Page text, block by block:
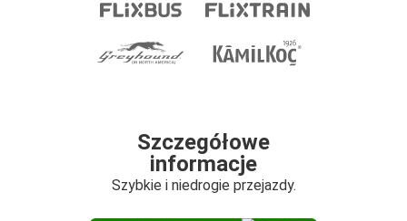
Szczegółowe
informacje
Szybkie i niedrogie przejazdy.